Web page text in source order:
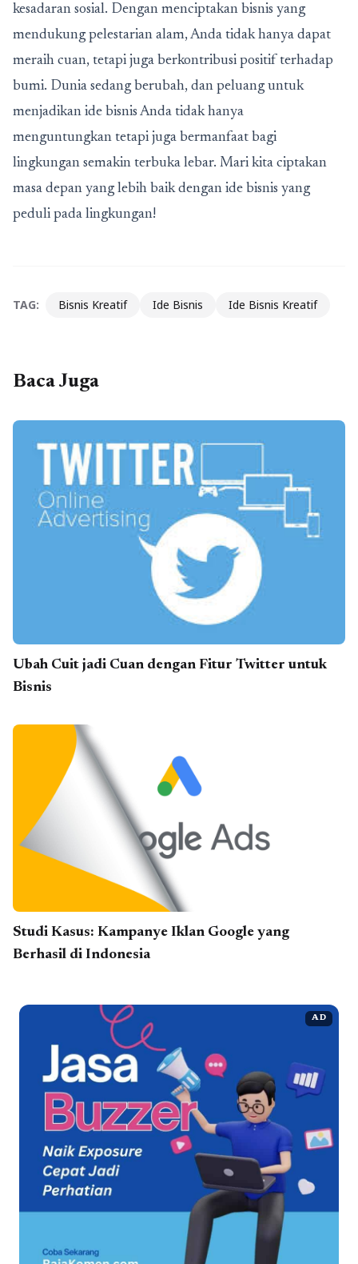
kesadaran sosial. Dengan menciptakan bisnis yang
mendukung pelestarian alam, Anda tidak hanya dapat
meraih cuan, tetapi juga berkontribusi positif terhadap
bumi. Dunia sedang berubah, dan peluang untuk
menjadikan ide bisnis Anda tidak hanya
menguntungkan tetapi juga bermanfaat bagi
lingkungan semakin terbuka lebar. Mari kita ciptakan
masa depan yang lebih baik dengan ide bisnis yang
peduli pada lingkungan!
TAG: Bisnis Kreatif Ide Bisnis Ide Bisnis Kreatif
Baca Juga
Ubah Cuit jadi Cuan dengan Fitur Twitter untuk
Bisnis
Studi Kasus: Kampanye Iklan Google yang
Berhasil di Indonesia
AD